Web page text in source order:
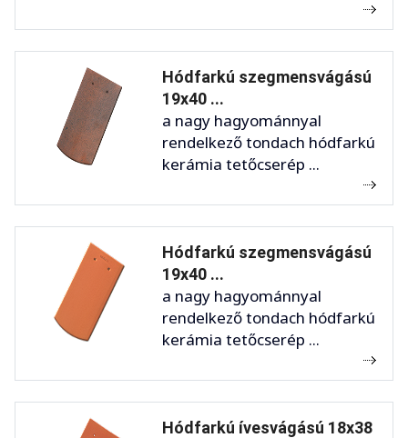
Hódfarkú szegmensvágású
19x40 ...
a nagy hagyománnyal
rendelkező tondach hódfarkú
kerámia tetőcserép ...
Hódfarkú szegmensvágású
19x40 ...
a nagy hagyománnyal
rendelkező tondach hódfarkú
kerámia tetőcserép ...
Hódfarkú ívesvágású 18x38